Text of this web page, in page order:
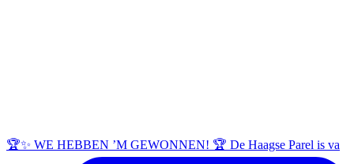
🏆✨ WE HEBBEN ’M GEWONNEN! 🏆 De Haagse Parel is va